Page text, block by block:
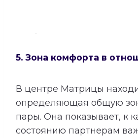
5. Зона комфорта в
В центре Матрицы
определяющая общую
пары. Она показывает, к
состоянию партнерам